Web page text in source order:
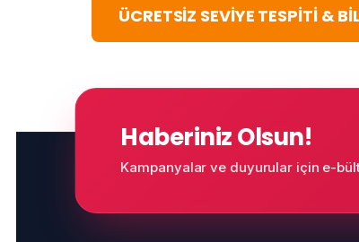
ÜCRETSİZ SEVİYE TESPİTİ &
Haberiniz Olsun!
Kampanyalar ve duyurular için e-